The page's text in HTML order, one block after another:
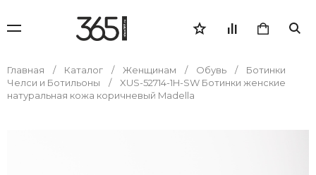
Главная Каталог Женщинам Обувь
Ботинки
Челси и Ботильоны
XUS-52714-1H-SW Ботинки женские
натуральная кожа коричневый Madella